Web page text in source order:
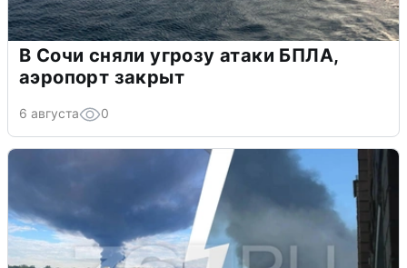
В Сочи сняли угрозу атаки БПЛА,
аэропорт закрыт
6 августа 0